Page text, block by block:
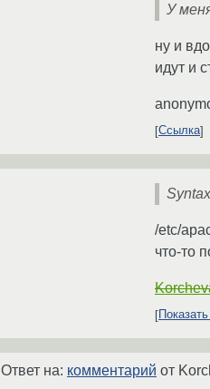
У
ну и
идут и
Ссылка
/etc/
что-то
Ответ на: комментарий от